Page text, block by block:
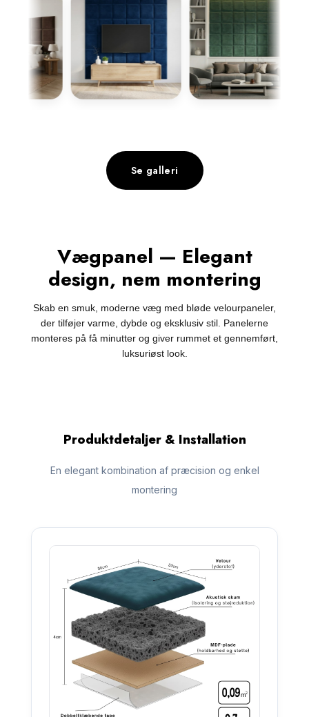
Se galleri
Vægpanel — Elegant
design, nem montering
Skab en smuk, moderne væg med bløde velourpaneler,
der tilføjer varme, dybde og eksklusiv stil. Panelerne
monteres på få minutter og giver rummet et gennemført,
luksuriøst look.
Produktdetaljer & Installation
En elegant kombination af præcision og enkel
montering